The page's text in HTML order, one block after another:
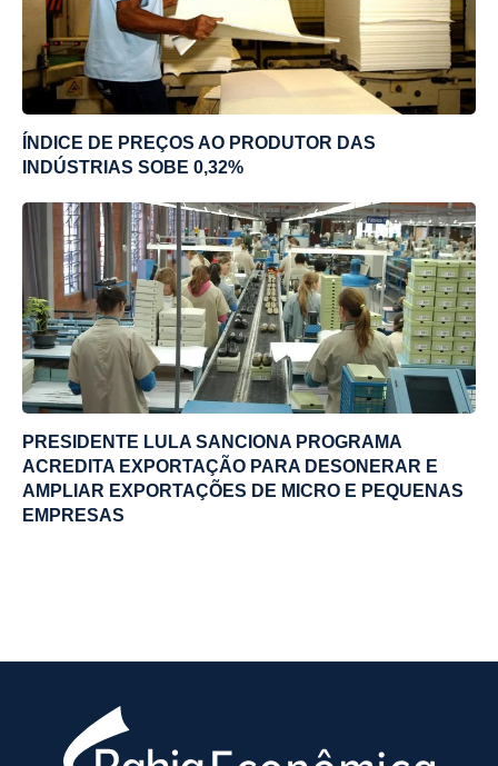
ÍNDICE DE PREÇOS AO PRODUTOR DAS
INDÚSTRIAS SOBE 0,32%
PRESIDENTE LULA SANCIONA PROGRAMA
ACREDITA EXPORTAÇÃO PARA DESONERAR E
AMPLIAR EXPORTAÇÕES DE MICRO E PEQUENAS
EMPRESAS